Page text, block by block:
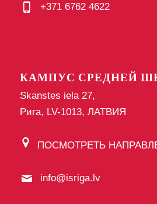
+371 6762 4622
КАМПУС СРЕДНЕЙ
Skanstes iela 27,
Рига, LV-1013, ЛАТВИЯ
ПОСМОТРЕТЬ
info@isriga.lv